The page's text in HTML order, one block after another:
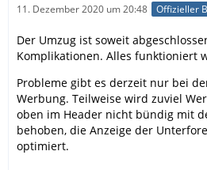
11. Dezember 2020 um 20:48 Offizieller
Der Umzug ist soweit
Komplikationen. Alles funktioniert
Probleme gibt es derzeit nur bei
Werbung. Teilweise wird zuviel
oben im Header nicht bündig mit
behoben, die Anzeige der
optimiert.